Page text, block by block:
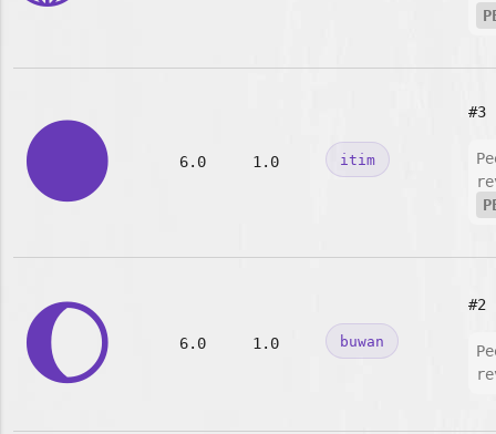
🌑 6.0 1.0 itim
#3
🌔 6.0 1.0 buwan
#2